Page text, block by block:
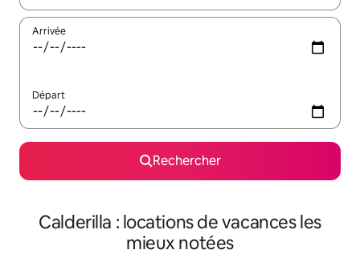
Arrivée
Départ
Rechercher
Calderilla : locations de vacances les
mieux notées